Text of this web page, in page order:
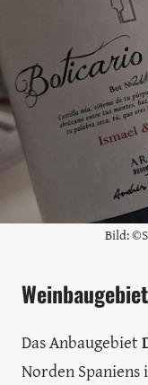
Bild:
Das Anbaugebiet
Norden